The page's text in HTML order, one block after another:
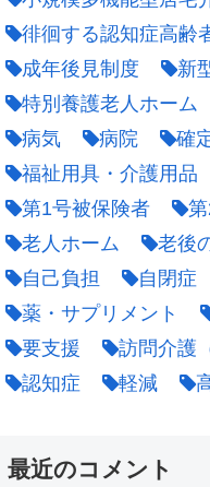
徘徊する認知症高齢
成年後見制度
新
特別養護老人ホーム
病気
病院
確
福祉用具・介護用品
第1号被保険者
老人ホーム
老後
自己負担
自閉症
薬・サプリメント
要支援
訪問介護
認知症
軽減
最近のコメント